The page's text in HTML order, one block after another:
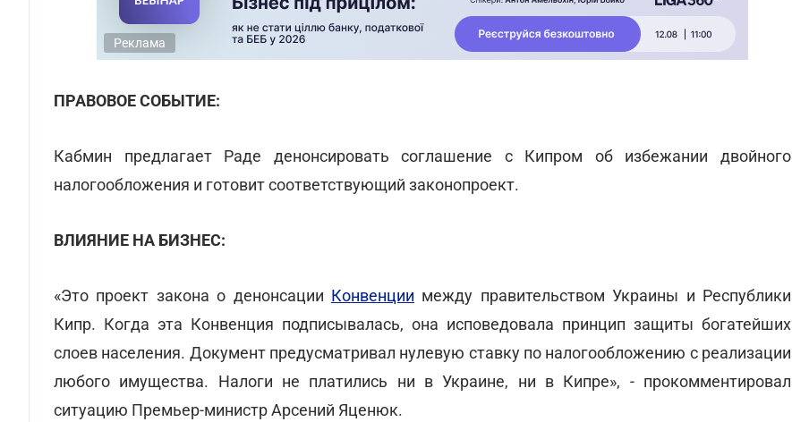
Реклама
ПРАВОВОЕ СОБЫТИЕ:
Кабмин предлагает Раде денонсировать соглашение с Кипром об избежании двойного
налогообложения и готовит соответствующий законопроект.
ВЛИЯНИЕ НА БИЗНЕС:
«Это проект закона о денонсации Конвенции между правительством Украины и Республики
Кипр. Когда эта Конвенция подписывалась, она исповедовала принцип защиты богатейших
слоев населения. Документ предусматривал нулевую ставку по налогообложению с реализации
любого имущества. Налоги не платились ни в Украине, ни в Кипре», - прокомментировал
ситуацию Премьер-министр Арсений Яценюк.